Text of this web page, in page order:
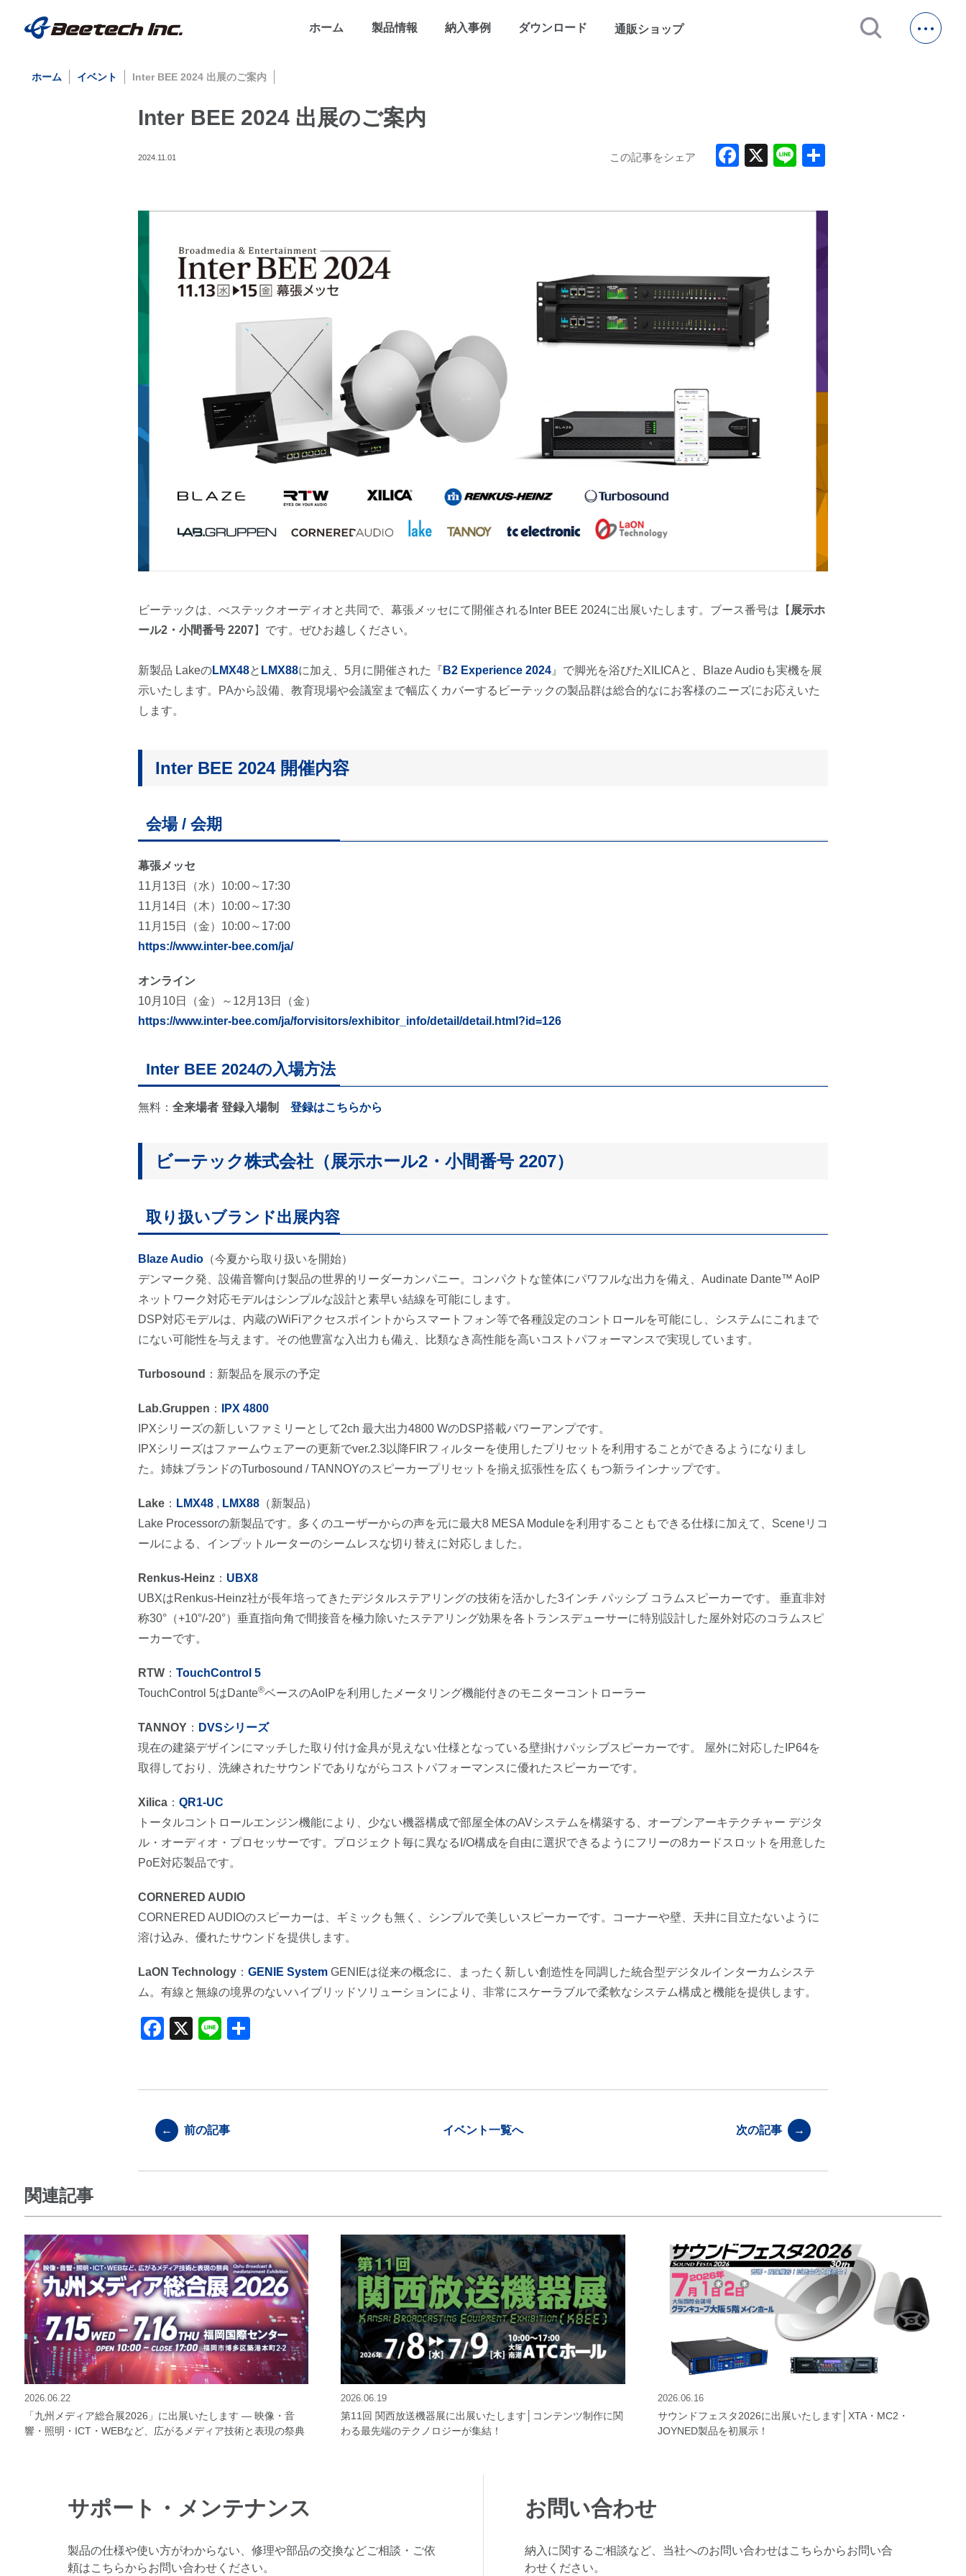
ホーム 製品情報 納入事例 ダウンロード 通販ショップopen_in_new
ホーム イベント Inter BEE 2024 出展のご案内
Inter BEE 2024 出展のご案内
2024.11.01 この記事をシェア Facebook
X Line
ビーテックは、べステックオーディオと共同で、幕張メッセにて開催されるInter BEE 2024に出展いたします。ブース番号は【 展示ホ
ール2・小間番号 2207】です。ぜひお越しください。
新製品 LakeのLMX48と LMX88に加え、5月に開催された『 B2 Experience 2024』で脚光を浴びたXILICAと、Blaze Audioも実機を展
示いたします。PAから設備、教育現場や会議室まで幅広くカバーするビーテックの製品群は総合的なにお客様のニーズにお応えいた
します。
Inter BEE 2024 開催内容
会場 / 会期
幕張メッセ
11月13日（水）10:00～17:30
11月14日（木）10:00～17:30
11月15日（金）10:00～17:00
https://www.inter-bee.com/ja/
オンライン
10月10日（金）～12月13日（金）
https://www.inter-bee.com/ja/forvisitors/exhibitor_info/detail/detail.html?id=126
Inter BEE 2024の入場方法
無料： 全来場者 登録入場制 登録はこちらから
ビーテック株式会社（展示ホール2・小間番号 2207）
取り扱いブランド出展内容
Blaze Audio（今夏から取り扱いを開始）
デンマーク発、設備音響向け製品の世界的リーダーカンパニー。コンパクトな筐体にパワフルな出力を備え、Audinate Dante™ AoIP
ネットワーク対応モデルはシンプルな設計と素早い結線を可能にします。
DSP対応モデルは、内蔵のWiFiアクセスポイントからスマートフォン等で各種設定のコントロールを可能にし、システムにこれまで
にない可能性を与えます。その他豊富な入出力も備え、比類なき高性能を高いコストパフォーマンスで実現しています。
Turbosound ：新製品を展示の予定
Lab.Gruppen ：
IPX 4800
IPXシリーズの新しいファミリーとして2ch 最大出力4800 WのDSP搭載パワーアンプです。
IPXシリーズはファームウェアーの更新でver.2.3以降FIRフィルターを使用したプリセットを利用することができるようになりまし
た。姉妹ブランドのTurbosound / TANNOYのスピーカープリセットを揃え拡張性を広くもつ新ラインナップです。
Lake： LMX48, LMX88（新製品）
Lake Processorの新製品です。多くのユーザーからの声を元に最大8 MESA Moduleを利用することもできる仕様に加えて、Sceneリコ
ールによる、インプットルーターのシームレスな切り替えに対応しました。
Renkus-Heinz： UBX8
UBXはRenkus-Heinz社が長年培ってきたデジタルステアリングの技術を活かした3インチ パッシブ コラムスピーカーです。 垂直非対
称30°（+10°/-20°）垂直指向角で間接音を極力除いたステアリング効果を各トランスデューサーに特別設計した屋外対応のコラムスピ
ーカーです。
RTW： TouchControl 5
TouchControl 5はDante®ベースのAoIPを利用したメータリング機能付きのモニターコントローラー
TANNOY ： DVSシリーズ
現在の建築デザインにマッチした取り付け金具が見えない仕様となっている壁掛けパッシブスピーカーです。 屋外に対応したIP64を
取得しており、洗練されたサウンドでありながらコストパフォーマンスに優れたスピーカーです。
Xilica： QR1-UC
トータルコントロールエンジン機能により、少ない機器構成で部屋全体のAVシステムを構築する、オープンアーキテクチャー デジタ
ル・オーディオ・プロセッサーです。プロジェクト毎に異なるI/O構成を自由に選択できるようにフリーの8カードスロットを用意した
PoE対応製品です。
CORNERED AUDIO
CORNERED AUDIOのスピーカーは、ギミックも無く、シンプルで美しいスピーカーです。コーナーや壁、天井に目立たないように
溶け込み、優れたサウンドを提供します。
LaON Technology： GENIE SystemGENIEは従来の概念に、まったく新しい創造性を同調した統合型デジタルインターカムシステ
ム。有線と無線の境界のないハイブリッドソリューションにより、非常にスケーラブルで柔軟なシステム構成と機能を提供します。
F
e
b
o
o
X
Li
← 前の記事 イベント一覧へ 次の記事 →
関連記事
2026.06.22
「九州メディア総合展2026」に出展いたします ― 映像・音
響・照明・ICT・WEBなど、広がるメディア技術と表現の祭典
2026.06.19
第11回 関西放送機器展に出展いたします│コンテンツ制作に関
わる最先端のテクノロジーが集結！
2026.06.16
サウンドフェスタ2026に出展いたします│XTA・MC2・
JOYNED製品を初展示！
サポート・メンテナンス
製品の仕様や使い方がわからない、修理や部品の交換などご相談・ご依
頼はこちらからお問い合わせください。
お問い合わせ
納入に関するご相談など、当社へのお問い合わせはこちらからお問い合
わせください。